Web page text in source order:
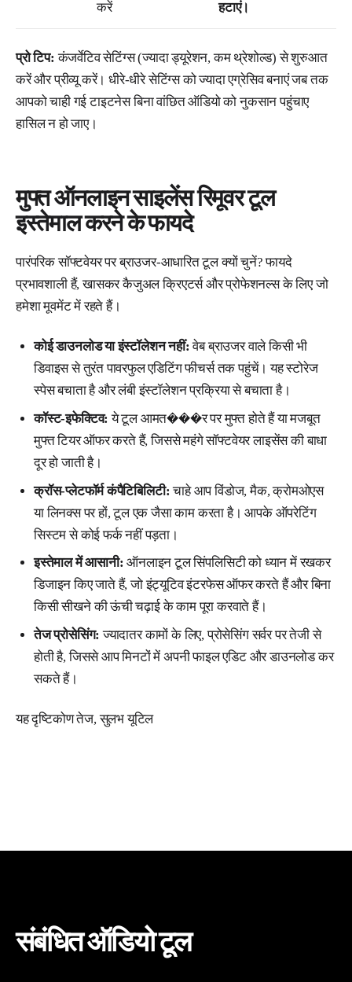
करें
हटाएं।
प्रो टिप: कंजर्वेटिव सेटिंग्स (ज्यादा ड्यूरेशन, कम थ्रेशोल्ड) से शुरुआत
करें और प्रीव्यू करें। धीरे-धीरे सेटिंग्स को ज्यादा एग्रेसिव बनाएं जब तक
आपको चाही गई टाइटनेस बिना वांछित ऑडियो को नुकसान पहुंचाए
हासिल न हो जाए।
मुफ्त ऑनलाइन साइलेंस रिमूवर टूल
इस्तेमाल करने के फायदे
पारंपरिक सॉफ्टवेयर पर ब्राउजर-आधारित टूल क्यों चुनें? फायदे
प्रभावशाली हैं, खासकर कैजुअल क्रिएटर्स और प्रोफेशनल्स के लिए जो
हमेशा मूवमेंट में रहते हैं।
कोई डाउनलोड या इंस्टॉलेशन नहीं: वेब ब्राउजर वाले किसी भी
डिवाइस से तुरंत पावरफुल एडिटिंग फीचर्स तक पहुंचें। यह स्टोरेज
स्पेस बचाता है और लंबी इंस्टॉलेशन प्रक्रिया से बचाता है।
कॉस्ट-इफेक्टिव: ये टूल आमत���र पर मुफ्त होते हैं या मजबूत
मुफ्त टियर ऑफर करते हैं, जिससे महंगे सॉफ्टवेयर लाइसेंस की बाधा
दूर हो जाती है।
क्रॉस-प्लेटफॉर्म कंपैटिबिलिटी: चाहे आप विंडोज, मैक, क्रोमओएस
या लिनक्स पर हों, टूल एक जैसा काम करता है। आपके ऑपरेटिंग
सिस्टम से कोई फर्क नहीं पड़ता।
इस्तेमाल में आसानी: ऑनलाइन टूल सिंपलिसिटी को ध्यान में रखकर
डिजाइन किए जाते हैं, जो इंट्यूटिव इंटरफेस ऑफर करते हैं और बिना
किसी सीखने की ऊंची चढ़ाई के काम पूरा करवाते हैं।
तेज प्रोसेसिंग: ज्यादातर कामों के लिए, प्रोसेसिंग सर्वर पर तेजी से
होती है, जिससे आप मिनटों में अपनी फाइल एडिट और डाउनलोड कर
सकते हैं।
यह दृष्टिकोण तेज, सुलभ यूटिल
संबंधित ऑडियो टूल